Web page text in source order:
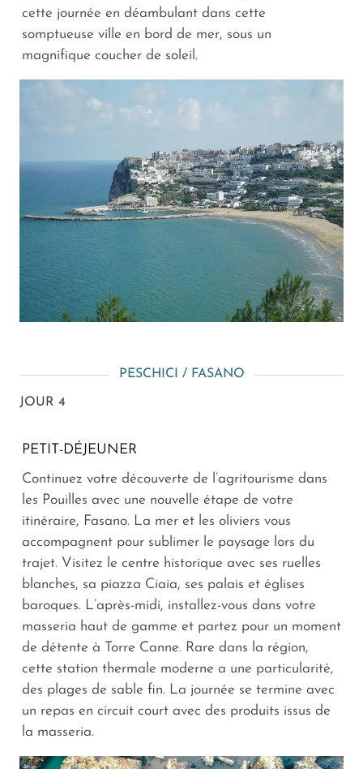
cette journée en déambulant dans cette
somptueuse ville en bord de mer, sous un
magnifique coucher de soleil.
PESCHICI / FASANO
JOUR 4
PETIT-DÉJEUNER
Continuez votre découverte de l’agritourisme dans
les Pouilles avec une nouvelle étape de votre
itinéraire, Fasano. La mer et les oliviers vous
accompagnent pour sublimer le paysage lors du
trajet. Visitez le centre historique avec ses ruelles
blanches, sa piazza Ciaia, ses palais et églises
baroques. L’après-midi, installez-vous dans votre
masseria haut de gamme et partez pour un moment
de détente à Torre Canne. Rare dans la région,
cette station thermale moderne a une particularité,
des plages de sable fin. La journée se termine avec
un repas en circuit court avec des produits issus de
la masseria.